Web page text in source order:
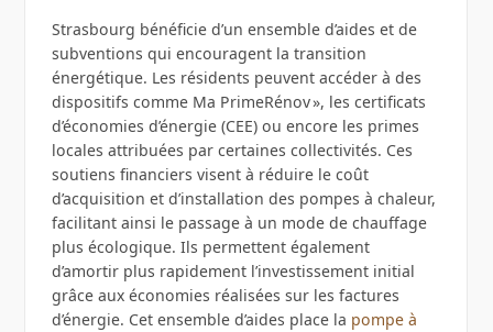
Strasbourg bénéficie d’un ensemble d’aides et de
subventions qui encouragent la transition
énergétique. Les résidents peuvent accéder à des
dispositifs comme Ma PrimeRénov », les certificats
d’économies d’énergie (CEE) ou encore les primes
locales attribuées par certaines collectivités. Ces
soutiens financiers visent à réduire le coût
d’acquisition et d’installation des pompes à chaleur,
facilitant ainsi le passage à un mode de chauffage
plus écologique. Ils permettent également
d’amortir plus rapidement l’investissement initial
grâce aux économies réalisées sur les factures
d’énergie. Cet ensemble d’aides place la pompe à